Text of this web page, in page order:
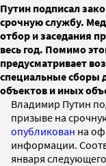
Путин подписал
срочную службу.
отбор и заседания
весь год. Помимо
предусматривает
специальные сборы
объектов и иных
Владимир Путин
призыве на
опубликован на
информации.
января